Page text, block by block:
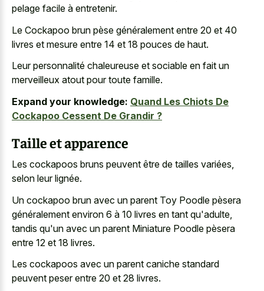
pelage facile à entretenir.
Le Cockapoo brun pèse généralement entre 20 et 40
livres et mesure entre 14 et 18 pouces de haut.
Leur personnalité chaleureuse et sociable en fait un
merveilleux atout pour toute famille.
Expand your knowledge: Quand Les Chiots De
Cockapoo Cessent De Grandir ?
Taille et apparence
Les cockapoos bruns peuvent être de tailles variées,
selon leur lignée.
Un cockapoo brun avec un parent Toy Poodle pèsera
généralement environ 6 à 10 livres en tant qu'adulte,
tandis qu'un avec un parent Miniature Poodle pèsera
entre 12 et 18 livres.
Les cockapoos avec un parent caniche standard
peuvent peser entre 20 et 28 livres.